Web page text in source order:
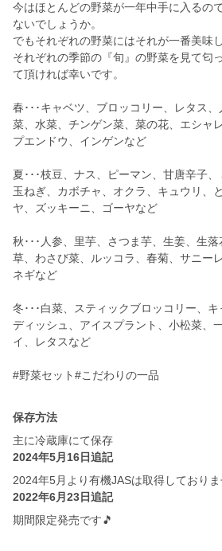
今はほとんどの野菜が一年中手に入るの
ないでしょうか。
でもそれぞれの野菜にはそれが一番美味
それぞれの季節の『旬』の野菜を見て匂
て頂ければ幸いです。
春･･･キャベツ、ブロッコリー、レタス
菜、水菜、チンゲン菜、菜の花、エシャ
プエンドウ、インゲンなど
夏･･･枝豆、ナス、ピーマン、甘唐辛子、
玉ねぎ、カボチャ、オクラ、キュウリ、
ヤ、ズッキーニ、ゴーヤなど
秋･･･人参、里芋、さつま芋、生姜、生
草、わさび菜、ルッコラ、春菊、サニー
ネギなど
冬･･･白菜、スティックブロッコリー、
ディッシュ、アイスプラント、小松菜、
イ、レタスなど
#野菜セット#こだわりの一品
保存方法
主に冷蔵庫にて保存
2024年5月16日追記
2024年5月より有機JASは取得しておりま
2022年6月23日追記
期間限定発売です🎵